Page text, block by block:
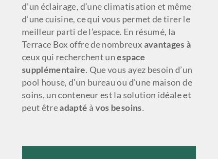
d’un éclairage, d’une climatisation et même
d’une cuisine, ce qui vous permet de tirer le
meilleur parti de l’espace. En résumé, la
Terrace Box offre de nombreuxavantages à
ceux qui recherchent unespace
supplémentaire. Que vous ayez besoin d’un
pool house, d’un bureau ou d’une maison de
soins, un conteneur est la solution idéale et
peut êtreadapté à vos besoins.